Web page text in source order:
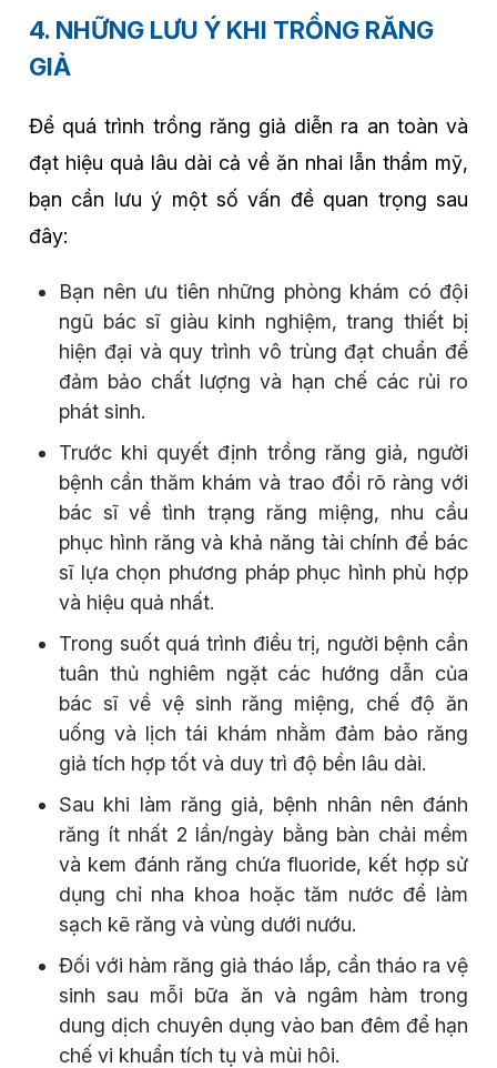
4. NHỮNG LƯU Ý KHI TRỒNG RĂNG
GIẢ
Để quá trình trồng răng giả diễn ra an toàn và
đạt hiệu quả lâu dài cả về ăn nhai lẫn thẩm mỹ,
bạn cần lưu ý một số vấn đề quan trọng sau
đây:
Bạn nên ưu tiên những phòng khám có đội
ngũ bác sĩ giàu kinh nghiệm, trang thiết bị
hiện đại và quy trình vô trùng đạt chuẩn để
đảm bảo chất lượng và hạn chế các rủi ro
phát sinh.
Trước khi quyết định trồng răng giả, người
bệnh cần thăm khám và trao đổi rõ ràng với
bác sĩ về tình trạng răng miệng, nhu cầu
phục hình răng và khả năng tài chính để bác
sĩ lựa chọn phương pháp phục hình phù hợp
và hiệu quả nhất.
Trong suốt quá trình điều trị, người bệnh cần
tuân thủ nghiêm ngặt các hướng dẫn của
bác sĩ về vệ sinh răng miệng, chế độ ăn
uống và lịch tái khám nhằm đảm bảo răng
giả tích hợp tốt và duy trì độ bền lâu dài.
Sau khi làm răng giả, bệnh nhân nên đánh
răng ít nhất 2 lần/ngày bằng bàn chải mềm
và kem đánh răng chứa fluoride, kết hợp sử
dụng chỉ nha khoa hoặc tăm nước để làm
sạch kẽ răng và vùng dưới nướu.
Đối với hàm răng giả tháo lắp, cần tháo ra vệ
sinh sau mỗi bữa ăn và ngâm hàm trong
dung dịch chuyên dụng vào ban đêm để hạn
chế vi khuẩn tích tụ và mùi hôi.